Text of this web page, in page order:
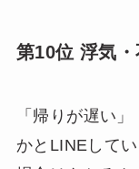
第10位 浮気
「帰りが遅い
かとLINEして